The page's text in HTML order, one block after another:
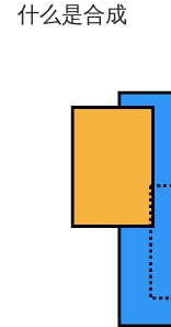
什么是合成